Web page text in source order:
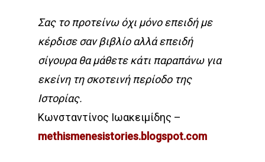
Σας το προτείνω όχι μόνο επειδή με
κέρδισε σαν βιβλίο αλλά επειδή
σίγουρα θα μάθετε κάτι παραπάνω για
εκείνη τη σκοτεινή περίοδο της
Ιστορίας.
Κωνσταντίνος Ιωακειμίδης –
methismenesistories.blogspot.com